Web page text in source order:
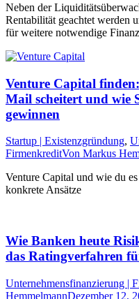
Neben der
Rentabilität geachtet werden
für weitere notwendige
Venture Capital
Mail scheitert und wie
gewinnen
Startup | Existenzgründung,
FirmenkreditVon Markus
Venture Capital und wie du
konkrete Ansätze
Wie Banken heute
das Ratingverfahren
Unternehmensfinanzierung |
HemmelmannDezember 12,